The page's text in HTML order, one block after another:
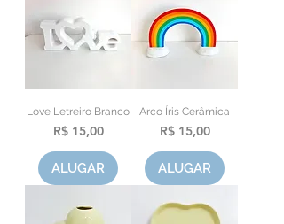
Love Letreiro Branco
Preço
R$ 15,00
ALUGAR
Arco Íris Cerâmica
Preço
R$ 15,00
ALUGAR